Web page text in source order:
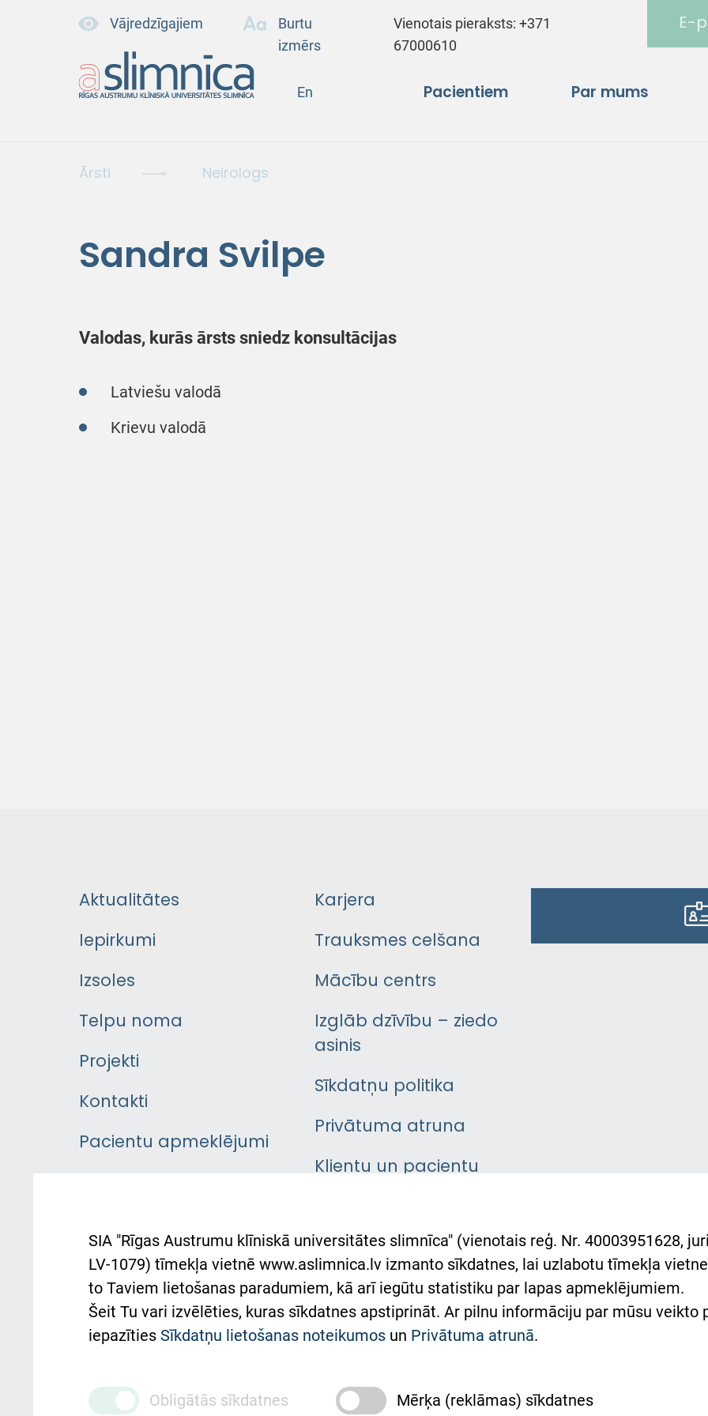
Vājredzīgajiem
Burtu
izmērs
Vienotais pieraksts:+371
67000610
E-
En Pacientiem Par mums
Ārsti Neirologs
Sandra Svilpe
Valodas, kurās ārsts sniedz konsultācijas
Latviešu valodā
Krievu valodā
Aktualitātes
Iepirkumi
Izsoles
Telpu noma
Projekti
Kontakti
Pacientu apmeklējumi
Pacienta
atsauksmju/sūdzību
iesniegšanas kārtība
Kā pie mums nokļūt
ceļvedis
Karjera
Trauksmes celšana
Mācību centrs
Izglāb dzīvību – ziedo
asinis
Sīkdatņu politika
Privātuma atruna
Klientu un pacientu
Austrumu slimnīcas
atbalsts Ukrainai
Підтримка Східної лікарні
та співпраця з Україною
SIA "Rīgas Austrumu klīniskā universitātes slimnīca" (vienotais reģ. Nr. 40003951628,
LV-1079) tīmekļa vietnē www.aslimnica.lv izmanto sīkdatnes, lai uzlabotu tīmekļa
to Taviem lietošanas paradumiem, kā arī iegūtu statistiku par lapas apmeklējumiem.
Šeit Tu vari izvēlēties, kuras sīkdatnes apstiprināt. Ar pilnu informāciju par mūsu veikto
iepazīties Sīkdatņu lietošanas noteikumos un Privātuma atrunā.
Obligātās sīkdatnes Mērķa (reklāmas) sīkdatnes